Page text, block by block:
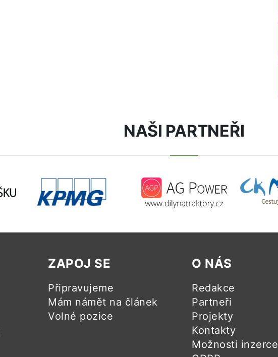
NAŠI PARTNEŘI
ZAPOJ SE
Připravujeme
Mám námět na článek
Volné pozice
O NÁS
Redakce
Partneři
Projekty
Kontakty
Možnosti inzerce